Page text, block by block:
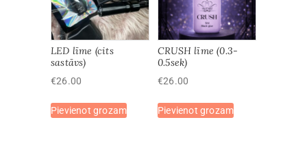
LED līme (cits
sastāvs)
€26.00
Pievienot grozam
CRUSH līme (0.3-
0.5sek)
€26.00
Pievienot grozam